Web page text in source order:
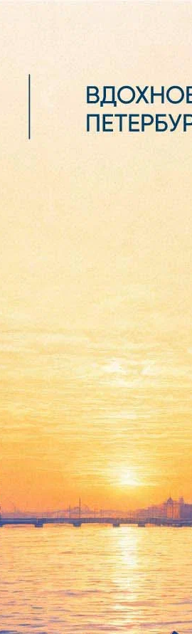
во Внуково
президента
худрука Мариинки. С 2006
числе Московский Пасхальный
Внуково в ночь на 21
Глава французского